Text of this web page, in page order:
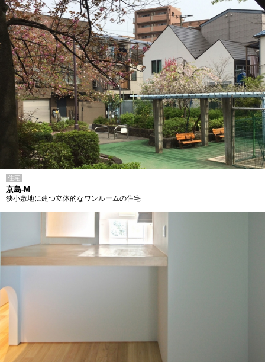
住宅
京島-M
狭小敷地に建つ立体的なワンルームの住宅